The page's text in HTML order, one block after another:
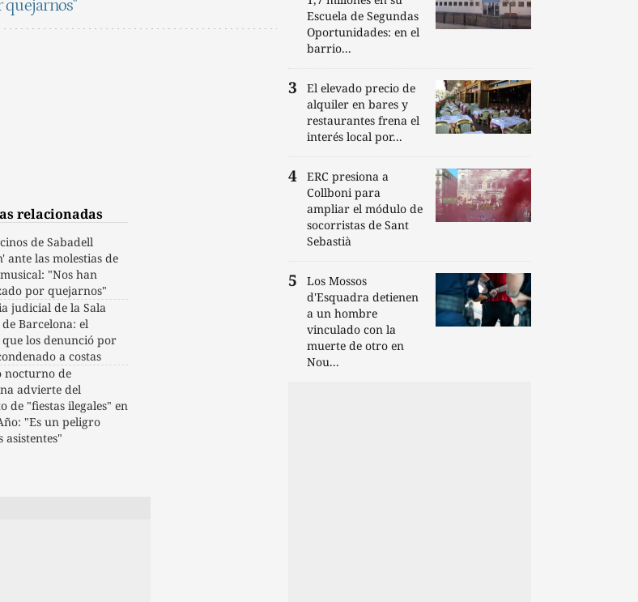
quejarnos"
relacionadas
de Sabadell
ante las molestias de
"Nos han
por quejarnos"
judicial de la Sala
Barcelona: el
los denunció por
a costas
nocturno de
advierte del
de "fiestas ilegales" en
"Es un peligro
asistentes"
Escuela de Segundas
Oportunidades: en el
barrio...
El elevado precio de
alquiler en bares y
restaurantes frena el
interés local por...
ERC presiona a
Collboni para
ampliar el módulo de
socorristas de Sant
Sebastià
Los Mossos
d'Esquadra detienen
a un hombre
vinculado con la
muerte de otro en
Nou...